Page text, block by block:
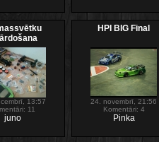
13:57
11
juno
HPI BIG Final
24. novembrī, 21:56
Komentāri: 4
Pinka